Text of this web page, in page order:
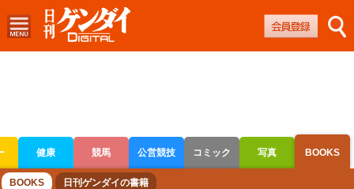
健康 競馬 公営競技 コミック 写真 BOOKS
ボートレース 競輪 オートレース
BOOKS 日刊ゲンダイの書籍